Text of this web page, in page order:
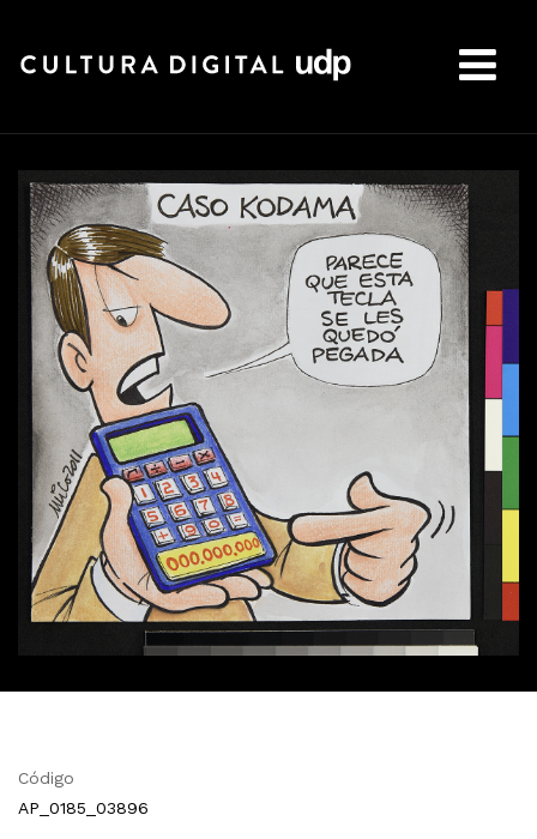
Código
AP_0185_03896